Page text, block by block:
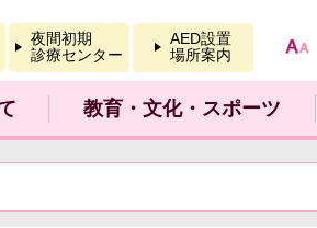
夜間初期
診療センター
AED設置
場所案内
教育・文化・スポーツ